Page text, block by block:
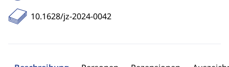
10.1628/jz-2024-0042